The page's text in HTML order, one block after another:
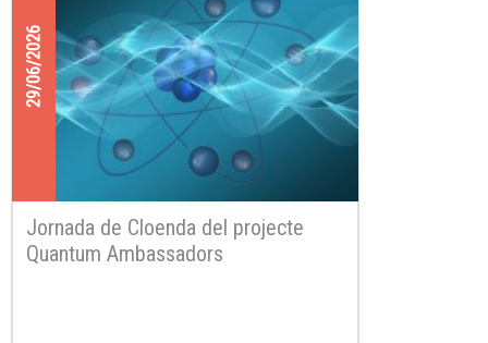
29/06/2026
Jornada de Cloenda del projecte
Quantum Ambassadors